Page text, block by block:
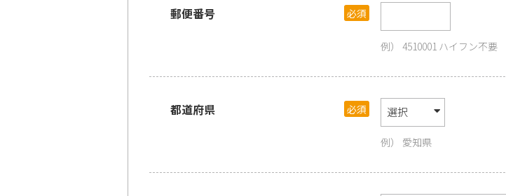
郵便番号
4510001 ハイフン不要
都道府県
愛知県